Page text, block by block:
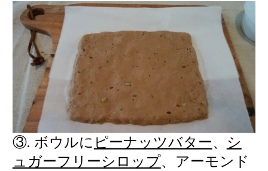
③. ボウルに ピーナッツバター、 シ
ュガーフリーシロップ、アーモンド